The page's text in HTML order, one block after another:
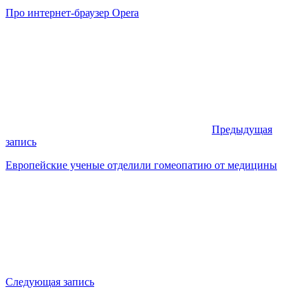
Про интернет-браузер Opera
Предыдущая
запись
Европейские ученые отделили гомеопатию от медицины
Следующая запись